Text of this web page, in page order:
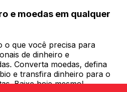
e moedas em qualquer
o que você precisa para
de dinheiro e
Converta moedas, defina
e transfira dinheiro para o
Baixe hoje mesmo!